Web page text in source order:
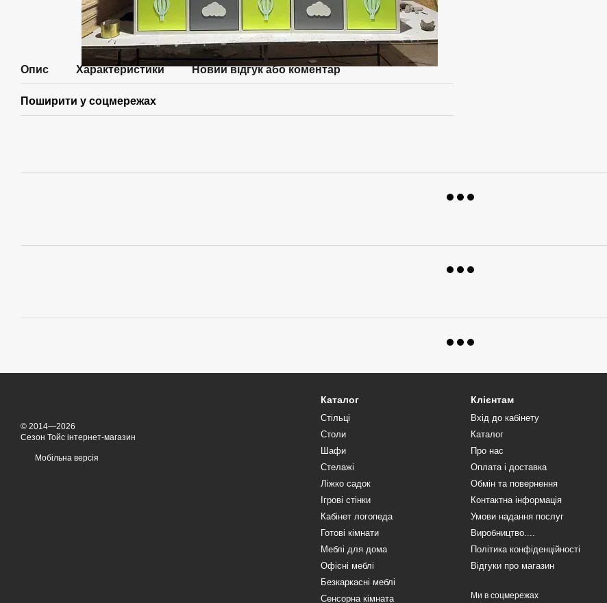
Опис Характеристики Новий відгук або коментар
Поширити у соцмережах
© 2014—2026
Сезон Тойс інтернет-магазин
Мобільна версія
Каталог
Стільці
Столи
Шафи
Стелажі
Ліжко садок
Ігрові стінки
Кабінет логопеда
Готові кімнати
Меблі для дома
Офісні меблі
Безкаркасні меблі
Сенсорна кімната
Клієнтам
Вхід до кабінету
Каталог
Про нас
Оплата і доставка
Обмін та повернення
Контактна інформація
Умови надання послуг
Виробництво....
Політика конфіденційності
Відгуки про магазин
Ми в соцмережах